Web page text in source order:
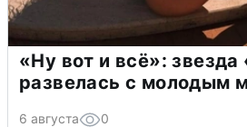
«Ну вот и всё»:
развелась с молодым
6 августа 0